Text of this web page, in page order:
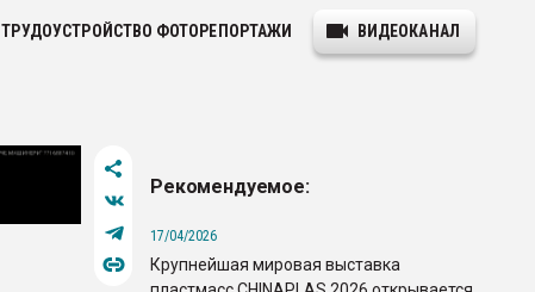
ТРУДОУСТРОЙСТВО ФОТОРЕПОРТАЖИ ВИДЕОКАНАЛ
Рекомендуемое:
17/04/2026
Крупнейшая мировая выставка